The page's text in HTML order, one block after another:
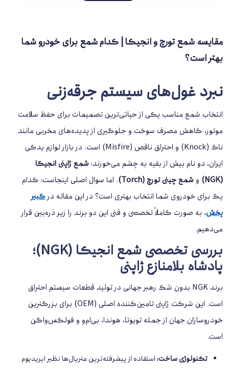
مقایسه شمع تورچ و انجیکا | کدام شمع برای خودرو شما
بهتر است؟
نبرد غول‌های سیستم جرقه‌زنی
انتخاب شمع مناسب یکی از حیاتی‌ترین تصمیمات برای حفظ سلامت
موتور، کاهش مصرف سوخت و جلوگیری از پدیده‌های مخربی مانند
ناک (Knock) و احتراق ناقص (Misfire) است. در بازار لوازم یدکی
ایران، دو نام بیش از بقیه به چشم می‌خورند: شمع ژاپنی انجیکا
(NGK)
و شمع چینی تورچ (Torch)
. اما سوال اصلی اینجاست: کدام
یک برای خودروی شما انتخاب بهتری است؟ در این مقاله درکبیر
پخش، به صورت کاملاً تخصصی و فنی این دو برند را زیر ذره‌بین قرار
می‌دهیم.
بررسی تخصصی شمع انجیکا (NGK)؛
پادشاه بلامنازع ژاپنی
برند NGK بدون شک رهبر جهانی در تولید قطعات سیستم احتراق
است. این شرکت ژاپنی تامین‌کننده اصلی (OEM) برای بزرگترین
خودروسازان جهان از جمله تویوتا، هوندا، بی‌ام‌و و فولکس‌واگن
است.
تکنولوژی ساخت:استفاده از پیشرفته‌ترین متریال‌ها نظیر ایریدیوم